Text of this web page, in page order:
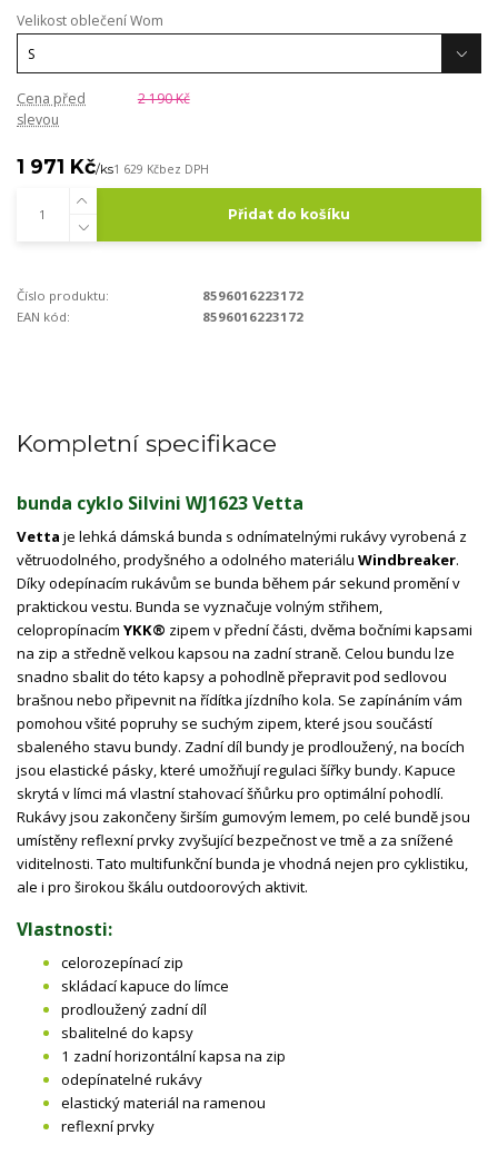
Velikost oblečení Wom
Cena před
slevou
2 190 Kč
1 971 Kč/ks1 629 Kčbez DPH
Přidat do košíku
Číslo produktu:
8596016223172
EAN kód:
8596016223172
Kompletní specifikace
bunda cyklo Silvini WJ1623 Vetta
Vetta je lehká dámská bunda s odnímatelnými rukávy vyrobená z
větruodolného, ​​prodyšného a odolného materiálu Windbreaker.
Díky odepínacím rukávům se bunda během pár sekund promění v
praktickou vestu. Bunda se vyznačuje volným střihem,
celopropínacím YKK® zipem v přední části, dvěma bočními kapsami
na zip a středně velkou kapsou na zadní straně. Celou bundu lze
snadno sbalit do této kapsy a pohodlně přepravit pod sedlovou
brašnou nebo připevnit na řídítka jízdního kola. Se zapínáním vám
pomohou všité popruhy se suchým zipem, které jsou součástí
sbaleného stavu bundy. Zadní díl bundy je prodloužený, na bocích
jsou elastické pásky, které umožňují regulaci šířky bundy. Kapuce
skrytá v límci má vlastní stahovací šňůrku pro optimální pohodlí.
Rukávy jsou zakončeny širším gumovým lemem, po celé bundě jsou
umístěny reflexní prvky zvyšující bezpečnost ve tmě a za snížené
viditelnosti. Tato multifunkční bunda je vhodná nejen pro cyklistiku,
ale i pro širokou škálu outdoorových aktivit.
Vlastnosti:
celorozepínací zip
skládací kapuce do límce
prodloužený zadní díl
sbalitelné do kapsy
1 zadní horizontální kapsa na zip
odepínatelné rukávy
elastický materiál na ramenou
reflexní prvky